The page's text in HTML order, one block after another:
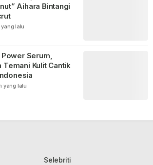
Aihara Bintangi
lalu
Power Serum,
Temani Kulit Cantik
yang lalu
Selebriti